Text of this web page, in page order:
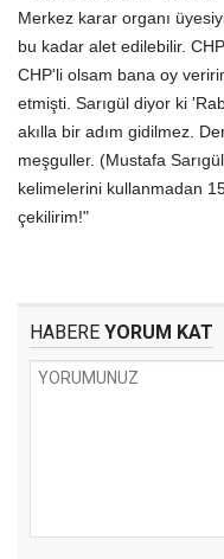
Merkez karar organı
bu kadar alet edilebilir.
CHP'li olsam bana oy
etmişti. Sarıgül diyor ki
akılla bir adım gidilmez.
meşguller. (Mustafa
kelimelerini kullanmadan
çekilirim!"
HABERE YORUM KAT